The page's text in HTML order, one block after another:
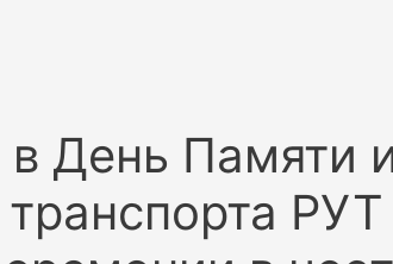
День Памяти